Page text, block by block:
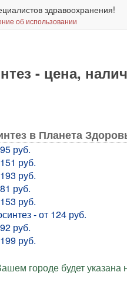
здравоохранения!
об использовании
- цена,
в Планета
руб.
руб.
руб.
руб.
руб.
- от 124 руб.
руб.
руб.
городе будет указана